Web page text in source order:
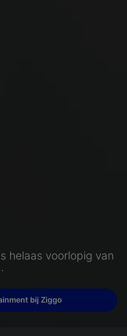
helaas voorlopig van
bij Ziggo